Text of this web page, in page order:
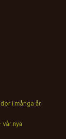
i många år
nya